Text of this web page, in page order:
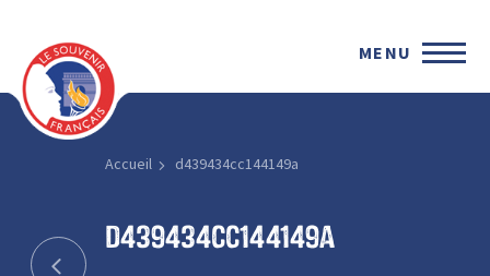
MENU
Accueil d439434cc144149a
d439434cc144149a